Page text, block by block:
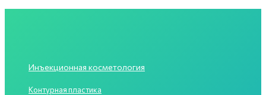
Инъекционная косметология
Контурная пластика